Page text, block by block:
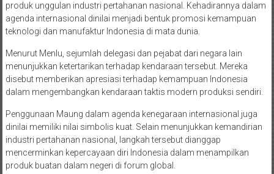
produk unggulan industri pertahanan nasional. Kehadirannya dalam
agenda internasional dinilai menjadi bentuk promosi kemampuan
teknologi dan manufaktur Indonesia di mata dunia.
Menurut Menlu, sejumlah delegasi dan pejabat dari negara lain
menunjukkan ketertarikan terhadap kendaraan tersebut. Mereka
disebut memberikan apresiasi terhadap kemampuan Indonesia
dalam mengembangkan kendaraan taktis modern produksi sendiri.
Penggunaan Maung dalam agenda kenegaraan internasional juga
dinilai memiliki nilai simbolis kuat. Selain menunjukkan kemandirian
industri pertahanan nasional, langkah tersebut dianggap
mencerminkan kepercayaan diri Indonesia dalam menampilkan
produk buatan dalam negeri di forum global.